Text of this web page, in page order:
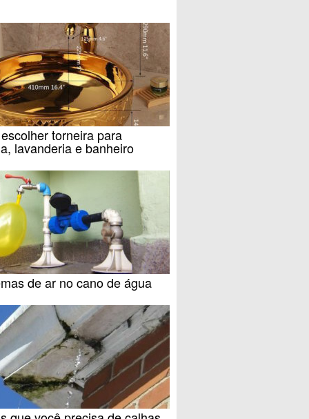
torneira para
lavanderia e banheiro
de ar no cano de água